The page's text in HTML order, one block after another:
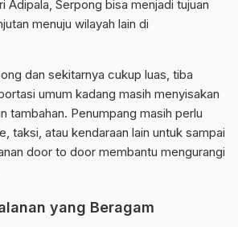
Adipala, Serpong bisa menjadi tujuan
menuju wilayah lain di
dan sekitarnya cukup luas, tiba
umum kadang masih menyisakan
tambahan. Penumpang masih perlu
taksi, atau kendaraan lain untuk sampai
door to door membantu mengurangi
yang Beragam